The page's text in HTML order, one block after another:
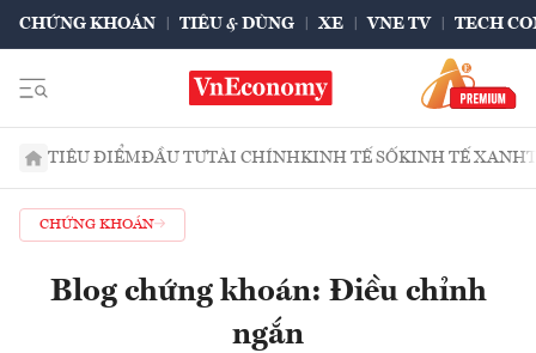
CHỨNG KHOÁN TIÊU & DÙNG XE VNE TV TECH
TIÊU ĐIỂMĐẦU TƯTÀI CHÍNHKINH TẾ SỐKINH TẾ XANH
CHỨNG KHOÁN
Blog chứng khoán: Điều chỉnh
ngắn